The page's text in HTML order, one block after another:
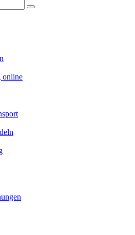
Search
online